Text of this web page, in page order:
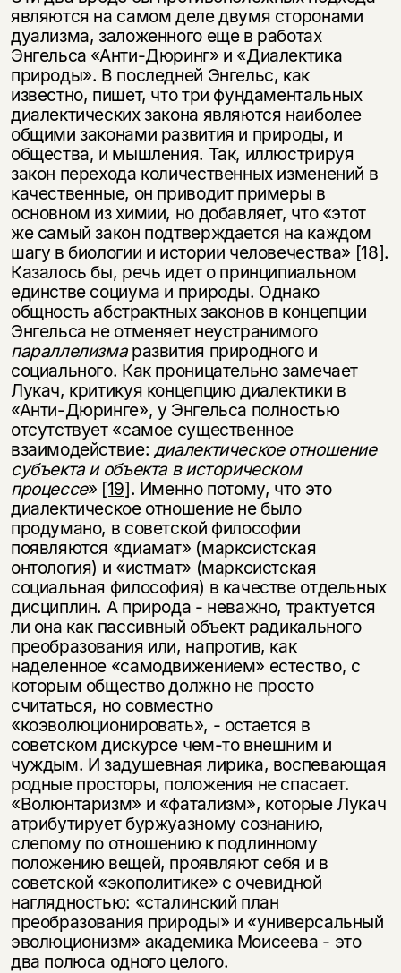
являются на самом деле двумя сторонами
дуализма, заложенного еще в работах
Энгельса «Анти-Дюринг» и «Диалектика
природы». В последней Энгельс, как
известно, пишет, что три фундаментальных
диалектических закона являются наиболее
общими законами развития и природы, и
общества, и мышления. Так, иллюстрируя
закон перехода количественных изменений в
качественные, он приводит примеры в
основном из химии, но добавляет, что «этот
же самый закон подтверждается на каждом
шагу в биологии и истории человечества» [18].
Казалось бы, речь идет о принципиальном
единстве социума и природы. Однако
общность абстрактных законов в концепции
Энгельса не отменяет неустранимого
параллелизмаразвития природного и
социального. Как проницательно замечает
Лукач, критикуя концепцию диалектики в
«Анти-Дюринге», у Энгельса полностью
отсутствует «самое существенное
взаимодействие: диалектическое отношение
субъекта и объекта в историческом
процессе» [19]. Именно потому, что это
диалектическое отношение не было
продумано, в советской философии
появляются «диамат» (марксистская
онтология) и «истмат» (марксистская
социальная философия) в качестве отдельных
дисциплин. А природа - неважно, трактуется
ли она как пассивный объект радикального
преобразования или, напротив, как
наделенное «самодвижением» естество, с
которым общество должно не просто
считаться, но совместно
«коэволюционировать», - остается в
советском дискурсе чем-то внешним и
чуждым. И задушевная лирика, воспевающая
родные просторы, положения не спасает.
«Волюнтаризм» и «фатализм», которые Лукач
атрибутирует буржуазному сознанию,
слепому по отношению к подлинному
положению вещей, проявляют себя и в
советской «экополитике» с очевидной
наглядностью: «сталинский план
преобразования природы» и «универсальный
эволюционизм» академика Моисеева - это
два полюса одного целого.